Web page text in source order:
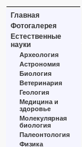
Главная
Фотогалерея
Естественные
науки
Археология
Астрономия
Биология
Ветеринария
Геология
Медицина и
здоровье
Молекулярная
биология
Палеонтология
Физика